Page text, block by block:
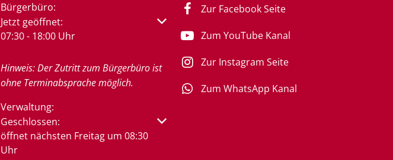
Bürgerbüro:
Klicken, um weitere Öffnungs- oder Schließzeiten auszublenden
Jetzt geöffnet:
07:30- 18:00 Uhr Von 07:30 bis 18:00 Uhr
Hinweis: Der Zutritt zum Bürgerbüro ist
ohne Terminabsprache möglich.
Verwaltung:
Klicken, um weitere Öffnungs- oder Schließzeiten auszublenden
Geschlossen:
öffnet nächsten Freitag um 08:30
Uhr
Zur Facebook Seite
Zum YouTube Kanal
Zur Instagram Seite
Zum WhatsApp Kanal